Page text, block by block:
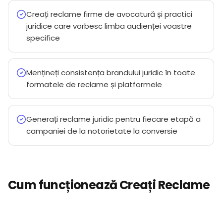
Creați reclame firme de avocatură și practici
juridice care vorbesc limba audienței voastre
specifice
Mențineți consistența brandului juridic în toate
formatele de reclame și platformele
Generați reclame juridic pentru fiecare etapă a
campaniei de la notorietate la conversie
Cum funcționează Creați Reclame